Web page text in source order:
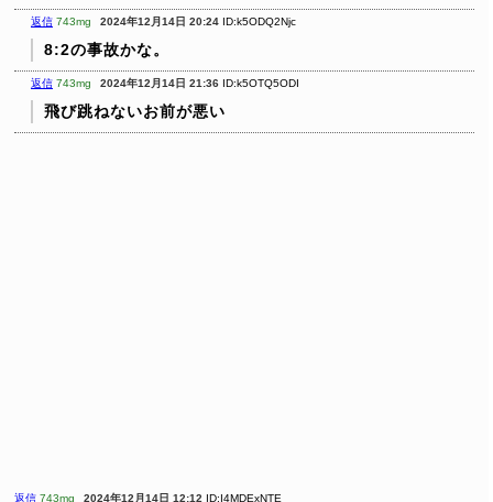
返信 743mg 2024年12月14日 20:24 ID:k5ODQ2Njc
8:2の事故かな。
返信 743mg 2024年12月14日 21:36 ID:k5OTQ5ODI
飛び跳ねないお前が悪い
返信 743mg 2024年12月14日 12:12 ID:I4MDExNTE